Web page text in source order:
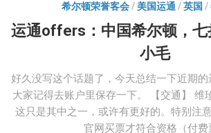
希尔顿荣誉客会/美国运通 /英国 /
运通offers：中国希尔顿，七
小毛
好久没写这个话题了，今天总结一下近期
大家记得去账户里保存一下。 【交通】 维
这只是其中之一，或许有更好的。特别注
官网买票才符合资格（付费